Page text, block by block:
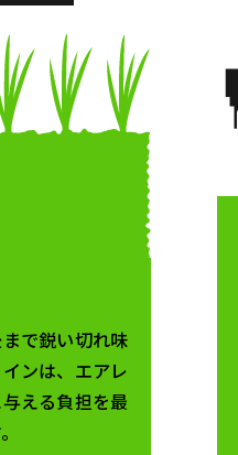
で鋭い切れ味
ンは、エアレ
える負担を最